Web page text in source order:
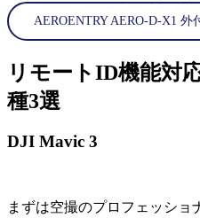
AEROENTRY AERO-D-X1 外
リモートID機能対
種3選
DJI Mavic 3
まずは空撮のプロフェッショ